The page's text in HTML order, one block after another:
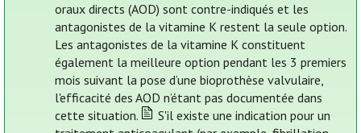
oraux directs (AOD) sont contre-indiqués et les
antagonistes de la vitamine K restent la seule option.
Les antagonistes de la vitamine K constituent
également la meilleure option pendant les 3 premiers
mois suivant la pose d’une bioprothèse valvulaire,
l'efficacité des AOD n’étant pas documentée dans
cette situation.
S'il existe une indication pour un